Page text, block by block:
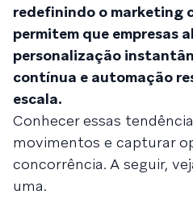
redefinindo o marketing
permitem que empresas
personalização
contínua e automação
escala.
Conhecer essas
movimentos e capturar
concorrência. A seguir,
uma.